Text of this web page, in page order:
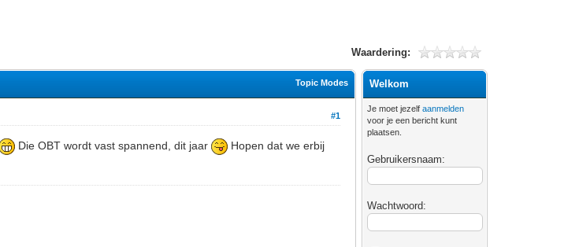
Waardering:
Topic Modes
#1
Die OBT wordt vast spannend, dit jaar
Hopen dat we erbij
Welkom
Je moet jezelfaanmelden
voor je een bericht kunt
plaatsen.
Gebruikersnaam:
Wachtwoord: